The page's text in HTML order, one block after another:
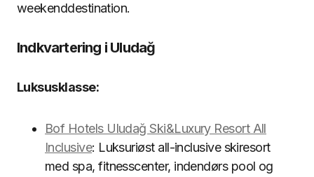
weekenddestination.
Indkvartering i Uludağ
Luksusklasse:
Bof Hotels Uludağ Ski&Luxury Resort All
Inclusive: Luksuriøst all-inclusive skiresort
med spa, fitnesscenter, indendørs pool og